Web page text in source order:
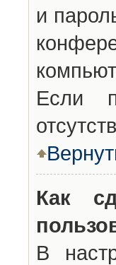
и
Если
Как
В